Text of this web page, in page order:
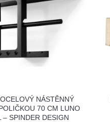
NÁSTĚNNÝ
70 CM LUNO
– SPINDER DESIGN